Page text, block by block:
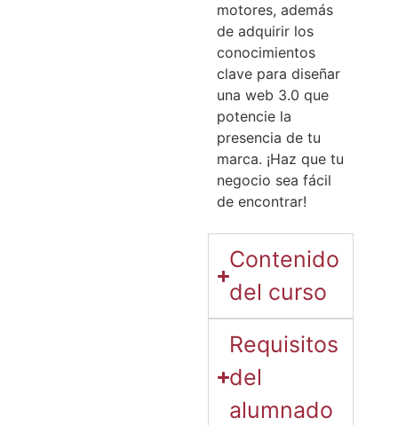
motores, además
de adquirir los
conocimientos
clave para diseñar
una web 3.0 que
potencie la
presencia de tu
marca. ¡Haz que tu
negocio sea fácil
de encontrar!
Contenido
del curso
Requisitos
del
alumnado